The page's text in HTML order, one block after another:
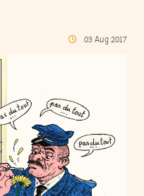
03 Aug 2017